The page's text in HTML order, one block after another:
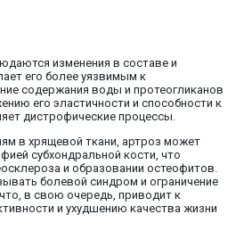
изменения в составе и
его более уязвимым к
содержания воды и протеогликанов
его эластичности и способности к
дистрофические процессы.
в хрящевой ткани, артроз может
субхондральной кости, что
и образовании остеофитов.
болевой синдром и ограничение
в свою очередь, приводит к
и ухудшению качества жизни